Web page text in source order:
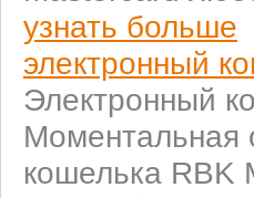
узнать больше
электронный
Электронный
Моментальная
кошелька RBK